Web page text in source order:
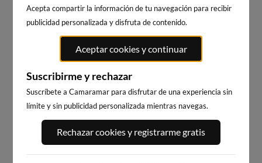
WEBCAMS CERCANAS
PLAYA DA LAGOA
6km · Valdoviño
0.2 m CHOPI
PLAYA DE VALDOVIÑO
6km · Valdoviño
0.2 m CHOPI
Acepta compartir la información de tu navegación para recibir
publicidad personalizada y disfruta de contenido.
Aceptar cookies y continuar
Suscribirme y rechazar
Suscríbete a Camaramar para disfrutar de una experiencia sin
límite y sin publicidad personalizada mientras navegas.
Rechazar cookies y registrarme gratis